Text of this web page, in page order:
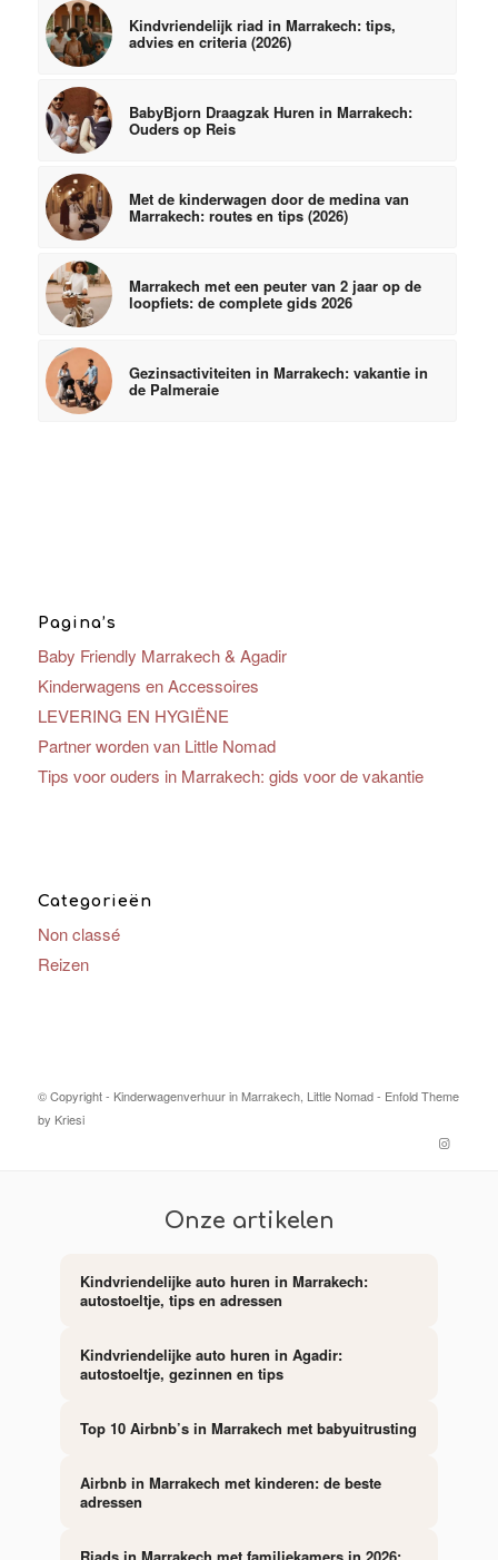
Kindvriendelijk riad in Marrakech: tips,
advies en criteria (2026)
BabyBjorn Draagzak Huren in Marrakech:
Ouders op Reis
Met de kinderwagen door de medina van
Marrakech: routes en tips (2026)
Marrakech met een peuter van 2 jaar op de
loopfiets: de complete gids 2026
Gezinsactiviteiten in Marrakech: vakantie in
de Palmeraie
Pagina’s
Baby Friendly Marrakech & Agadir
Kinderwagens en Accessoires
LEVERING EN HYGIËNE
Partner worden van Little Nomad
Tips voor ouders in Marrakech: gids voor de vakantie
Categorieën
Non classé
Reizen
© Copyright - Kinderwagenverhuur in Marrakech, Little Nomad- Enfold Theme
by Kriesi
Onze artikelen
Kindvriendelijke auto huren in Marrakech:
autostoeltje, tips en adressen
Kindvriendelijke auto huren in Agadir:
autostoeltje, gezinnen en tips
Top 10 Airbnb’s in Marrakech met babyuitrusting
Airbnb in Marrakech met kinderen: de beste
adressen